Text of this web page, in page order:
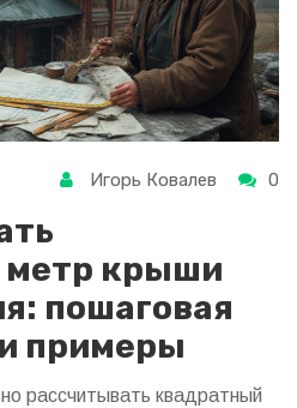
Игорь Ковалев 0
метр крыши
пошаговая
примеры
рассчитывать квадратный